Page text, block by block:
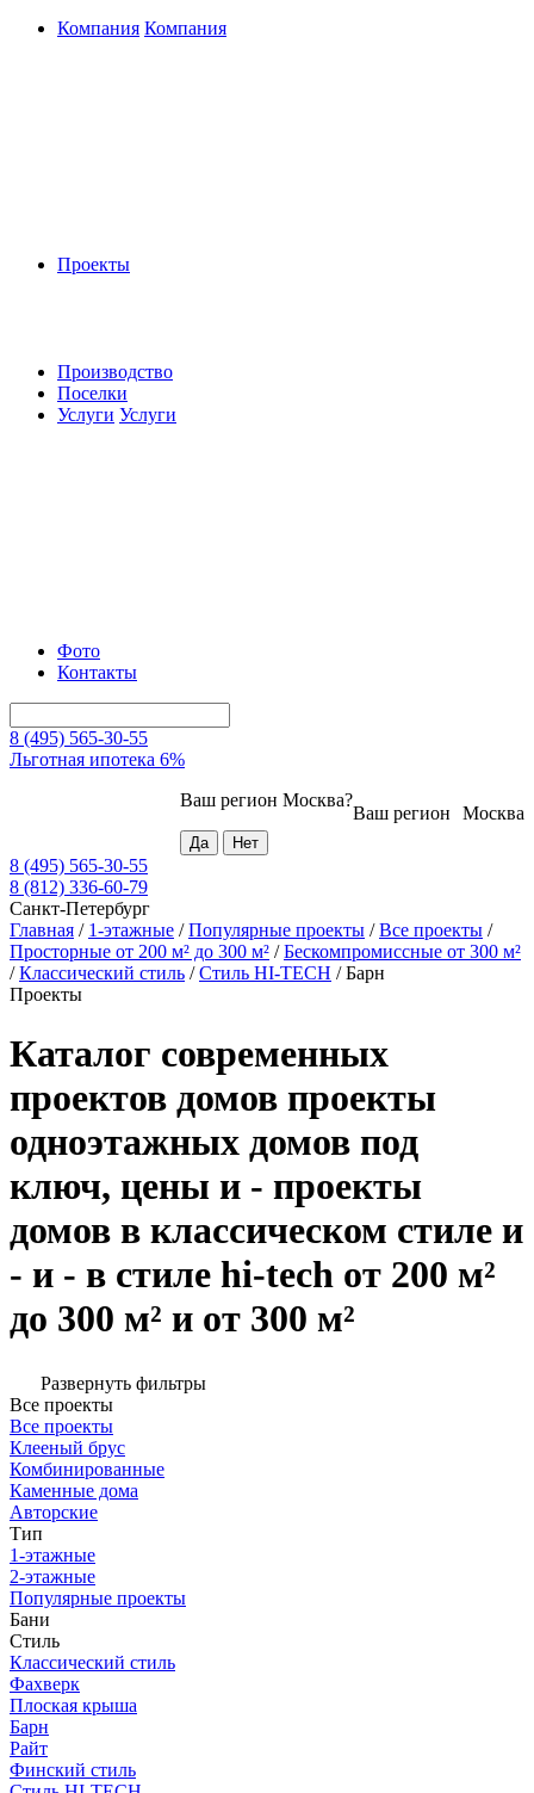
Компания Компания
Проекты
Производство
Поселки
Услуги Услуги
Фото
Контакты
8 (495) 565-30-55
Льготная ипотека 6%
Москва
Ваш регион
Ваш регион Москва?
8 (495) 565-30-55
8 (812) 336-60-79
Санкт-Петербург
Главная / 1-этажные /Популярные проекты /Все проекты /
Просторные от 200 м² до 300 м² /Бескомпромиссные от 300 м²
/Классический стиль /Стиль HI-TECH /Барн
Проекты
Каталог современных
проектов домов проекты
одноэтажных домов под
ключ, цены и - проекты
домов в классическом стиле и
- и - в стиле hi-tech от 200 м²
до 300 м² и от 300 м²
Развернуть фильтры
Все проекты
Все проекты
Клееный брус
Комбинированные
Каменные дома
Авторские
Тип
1-этажные
2-этажные
Популярные проекты
Бани
Стиль
Классический стиль
Фахверк
Плоская крыша
Барн
Райт
Финский стиль